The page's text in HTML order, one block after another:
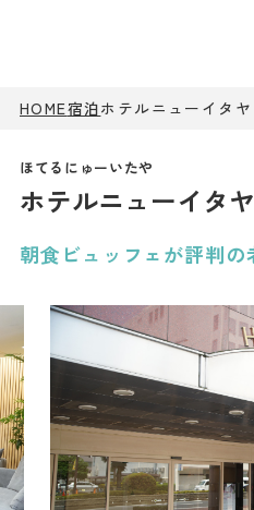
HOME宿泊ホテルニューイタヤ
ホテルニューイタヤ
朝食ビュッフェが評判
ピックアップ
はじめての宇都
宇都宮市民ライ
記事